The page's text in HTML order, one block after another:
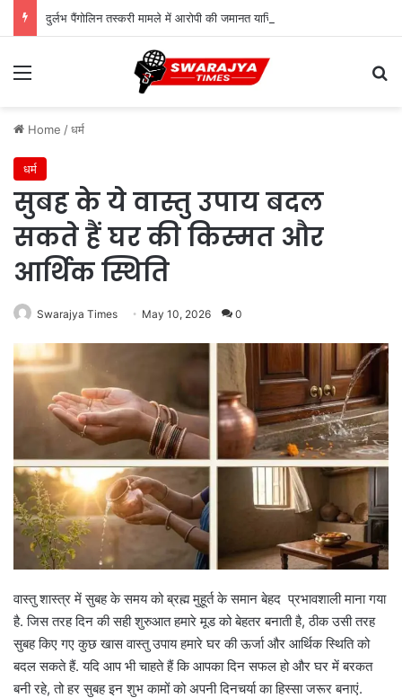
दुर्लभ पैंगोलिन तस्करी मामले में आरोपी की जमानत याचिका खारिज
Menu
Home /धर्म
धर्म
सुबह के ये वास्तु उपाय बदल
सकते हैं घर की किस्मत और
आर्थिक स्थिति
Swarajya Times May 10, 2026 0
वास्तु शास्त्र में सुबह के समय को ब्रह्म मुहूर्त के समान बेहद प्रभावशाली माना गया
है. जिस तरह दिन की सही शुरुआत हमारे मूड को बेहतर बनाती है, ठीक उसी तरह
सुबह किए गए कुछ खास वास्तु उपाय हमारे घर की ऊर्जा और आर्थिक स्थिति को
बदल सकते हैं. यदि आप भी चाहते हैं कि आपका दिन सफल हो और घर में बरकत
बनी रहे, तो हर सुबह इन शुभ कामों को अपनी दिनचर्या का हिस्सा जरूर बनाएं.